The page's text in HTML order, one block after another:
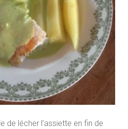
de lécher l’assiette en fin de